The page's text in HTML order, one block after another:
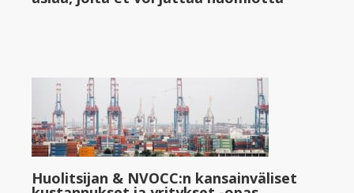
Huolitsijan & NVOCC:n kansainväliset